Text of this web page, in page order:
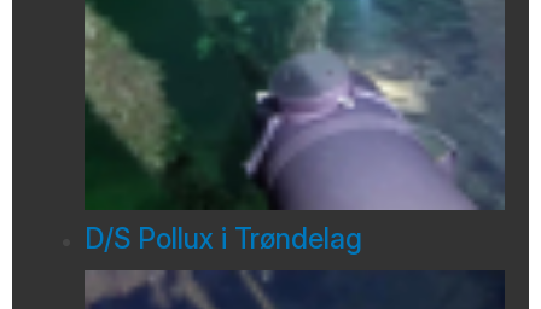
D/S Pollux i Trøndelag